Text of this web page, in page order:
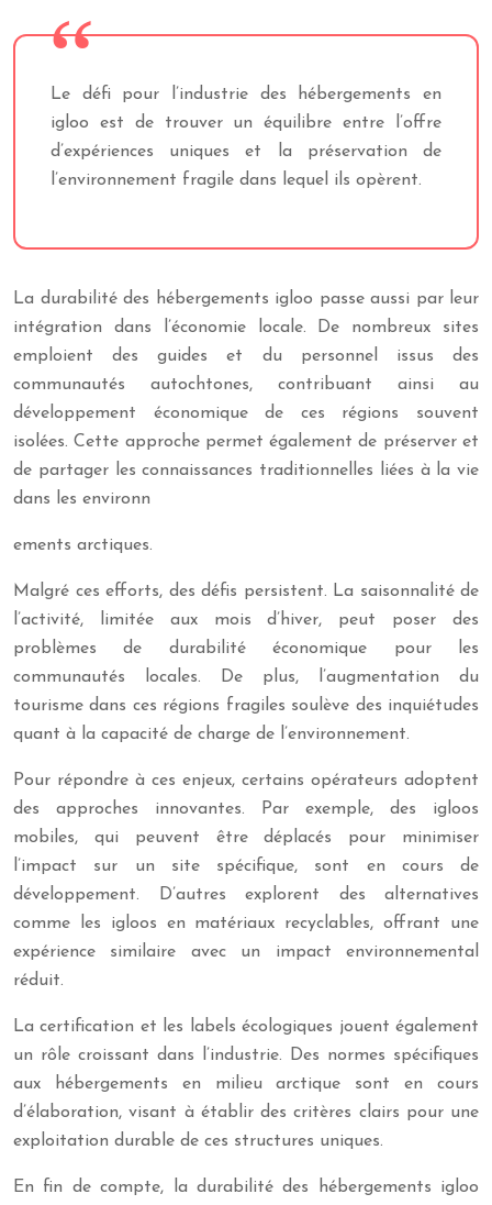
Le défi pour l’industrie des hébergements en
igloo est de trouver un équilibre entre l’offre
d’expériences uniques et la préservation de
l’environnement fragile dans lequel ils opèrent.
La durabilité des hébergements igloo passe aussi par leur
intégration dans l’économie locale. De nombreux sites
emploient des guides et du personnel issus des
communautés autochtones, contribuant ainsi au
développement économique de ces régions souvent
isolées. Cette approche permet également de préserver et
de partager les connaissances traditionnelles liées à la vie
dans les environn
ements arctiques.
Malgré ces efforts, des défis persistent. La saisonnalité de
l’activité, limitée aux mois d’hiver, peut poser des
problèmes de durabilité économique pour les
communautés locales. De plus, l’augmentation du
tourisme dans ces régions fragiles soulève des inquiétudes
quant à la capacité de charge de l’environnement.
Pour répondre à ces enjeux, certains opérateurs adoptent
des approches innovantes. Par exemple, des igloos
mobiles, qui peuvent être déplacés pour minimiser
l’impact sur un site spécifique, sont en cours de
développement. D’autres explorent des alternatives
comme les igloos en matériaux recyclables, offrant une
expérience similaire avec un impact environnemental
réduit.
La certification et les labels écologiques jouent également
un rôle croissant dans l’industrie. Des normes spécifiques
aux hébergements en milieu arctique sont en cours
d’élaboration, visant à établir des critères clairs pour une
exploitation durable de ces structures uniques.
En fin de compte, la durabilité des hébergements igloo